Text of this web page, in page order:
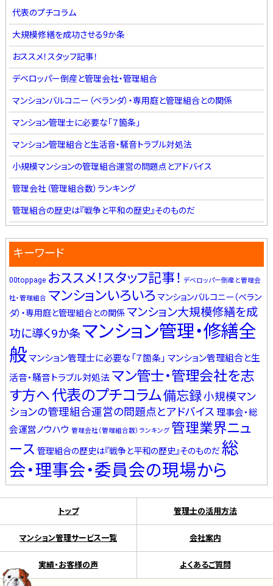
代表のプチコラム
大規模修繕を成功させる9か条
おススメ！スタッフ記事！
デベロッパー倒産と管理会社・管理組合
マンションバルコニー（ベランダ）・専用庭と管理組合との関係
マンション管理士に必要な「７箇条」
マンション管理組合と生活音・騒音トラブル対処法
小規模マンションの管理組合運営の問題点とアドバイス
管理会社（管理組合数）ランキング
管理組合の歴史は『戦争と平和の歴史』そのものだ
キーワード
00toppage おススメ！スタッフ記事！ デベロッパー倒産と管理会
社・管理組合 マンションいろいろ マンションバルコニー（ベラン
ダ）・専用庭と管理組合との関係 マンション大規模修繕を成
功に導く9か条マンション管理・修繕全
般マンション管理士に必要な「７箇条」 マンション管理組合と生
活音・騒音トラブル対処法 マン管士・管理会社を志
す方へ代表のプチコラム備忘録小規模マン
ションの管理組合運営の問題点とアドバイス 理事会・総
会運営ノウハウ 管理会社（管理組合数）ランキング 管理業界ニュ
ース 管理組合の歴史は『戦争と平和の歴史』そのものだ総
会・理事会・委員会の現場から
トップ 管理士の活用方法
マンション管理サービス一覧 会社案内
実績・お客様の声 よくあるご質問